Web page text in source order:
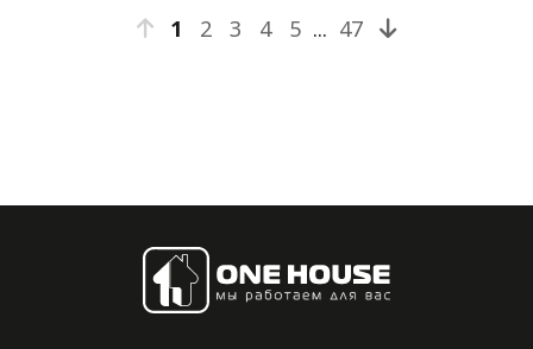
1 2 3 4 5 ... 47